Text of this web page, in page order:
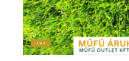
LUXUS